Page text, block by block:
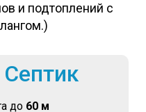
и подтоплений с
до 60 м